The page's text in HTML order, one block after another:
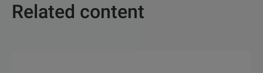
Related content